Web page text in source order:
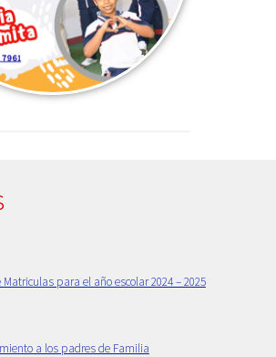
para el año escolar 2024 – 2025
a los padres de Familia